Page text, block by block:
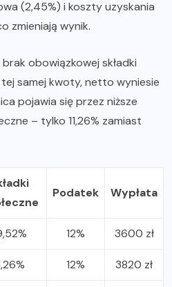
(2,45%) i koszty uzyskania
zmieniają wynik.
obowiązkowej składki
samej kwoty, netto wyniesie
pojawia się przez niższe
– tylko 11,26% zamiast
Podatek Wypłata
12% 3600 zł
12% 3820 zł